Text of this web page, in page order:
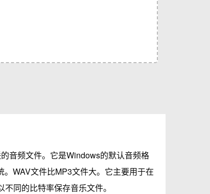
音频文件。它是Windows的默认音频格
WAV文件比MP3文件大。它主要用于在
同的比特率保存音乐文件。